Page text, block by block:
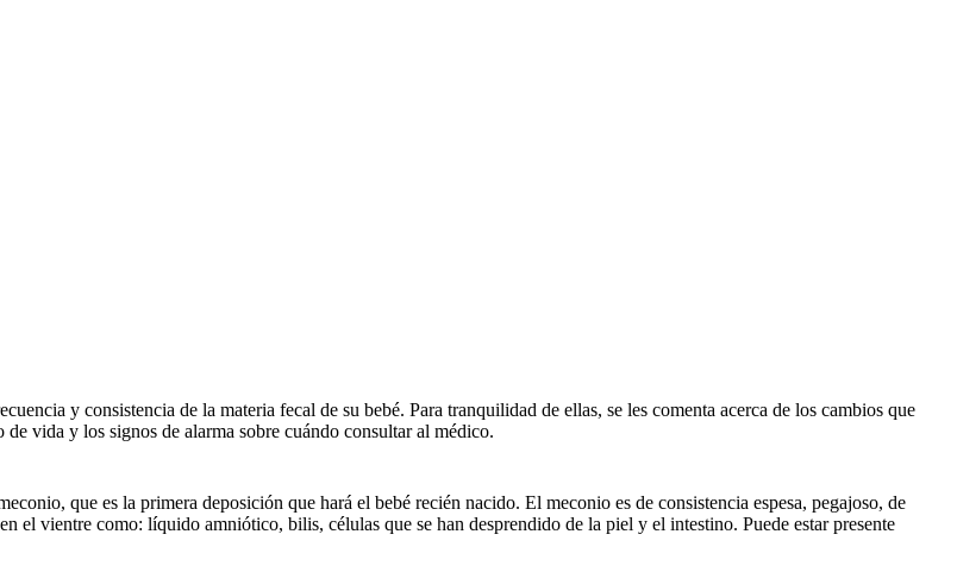
y consistencia de la materia fecal de su bebé. Para tranquilidad de ellas, se les comenta acerca de los cambios que
de vida y los signos de alarma sobre cuándo consultar al médico.
que es la primera deposición que hará el bebé recién nacido. El meconio es de consistencia espesa, pegajoso, de
el vientre como: líquido amniótico, bilis, células que se han desprendido de la piel y el intestino. Puede estar presente